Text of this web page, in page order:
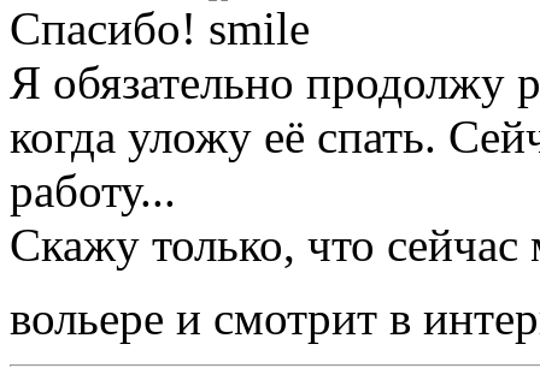
Спасибо!
Я обязательно продолжу
когда уложу её спать.
работу...
Скажу только, что
вольере и смотрит в